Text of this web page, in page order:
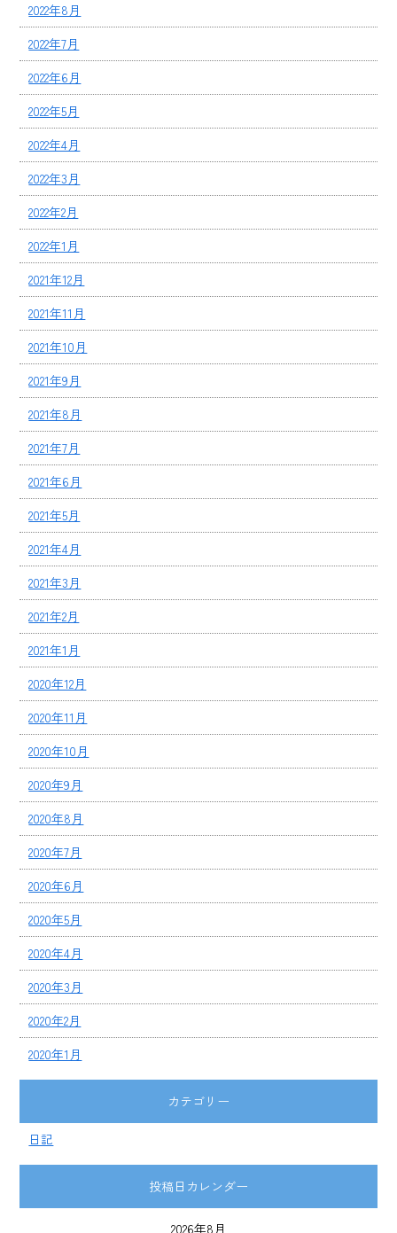
2022年8月
2022年7月
2022年6月
2022年5月
2022年4月
2022年3月
2022年2月
2022年1月
2021年12月
2021年11月
2021年10月
2021年9月
2021年8月
2021年7月
2021年6月
2021年5月
2021年4月
2021年3月
2021年2月
2021年1月
2020年12月
2020年11月
2020年10月
2020年9月
2020年8月
2020年7月
2020年6月
2020年5月
2020年4月
2020年3月
2020年2月
2020年1月
カテゴリー
日記
投稿日カレンダー
2026年8月